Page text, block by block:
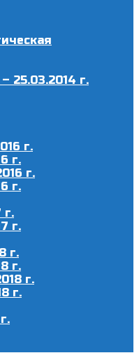
25.03.2014 г.
г.
г.
г.
г.
г.
г.
г.
г.
г.
г.